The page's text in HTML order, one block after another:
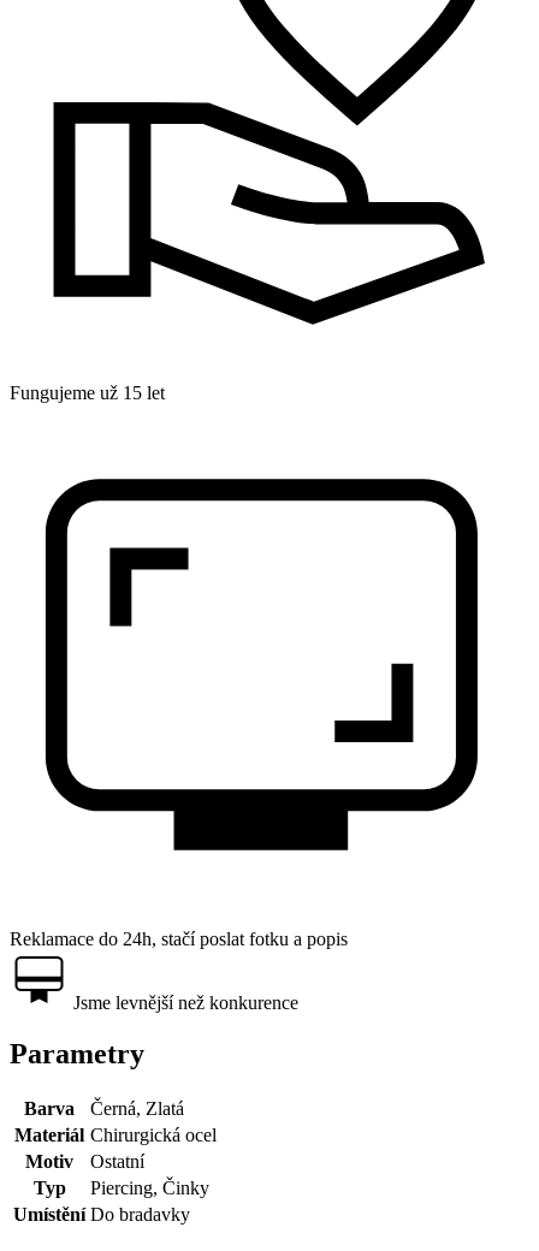
Fungujeme už 15 let
Reklamace do 24h, stačí poslat fotku a popis
Jsme levnější než konkurence
Parametry
Barva
Černá, Zlatá
Materiál Chirurgická ocel
Motiv
Ostatní
Typ
Piercing, Činky
Umístění Do bradavky